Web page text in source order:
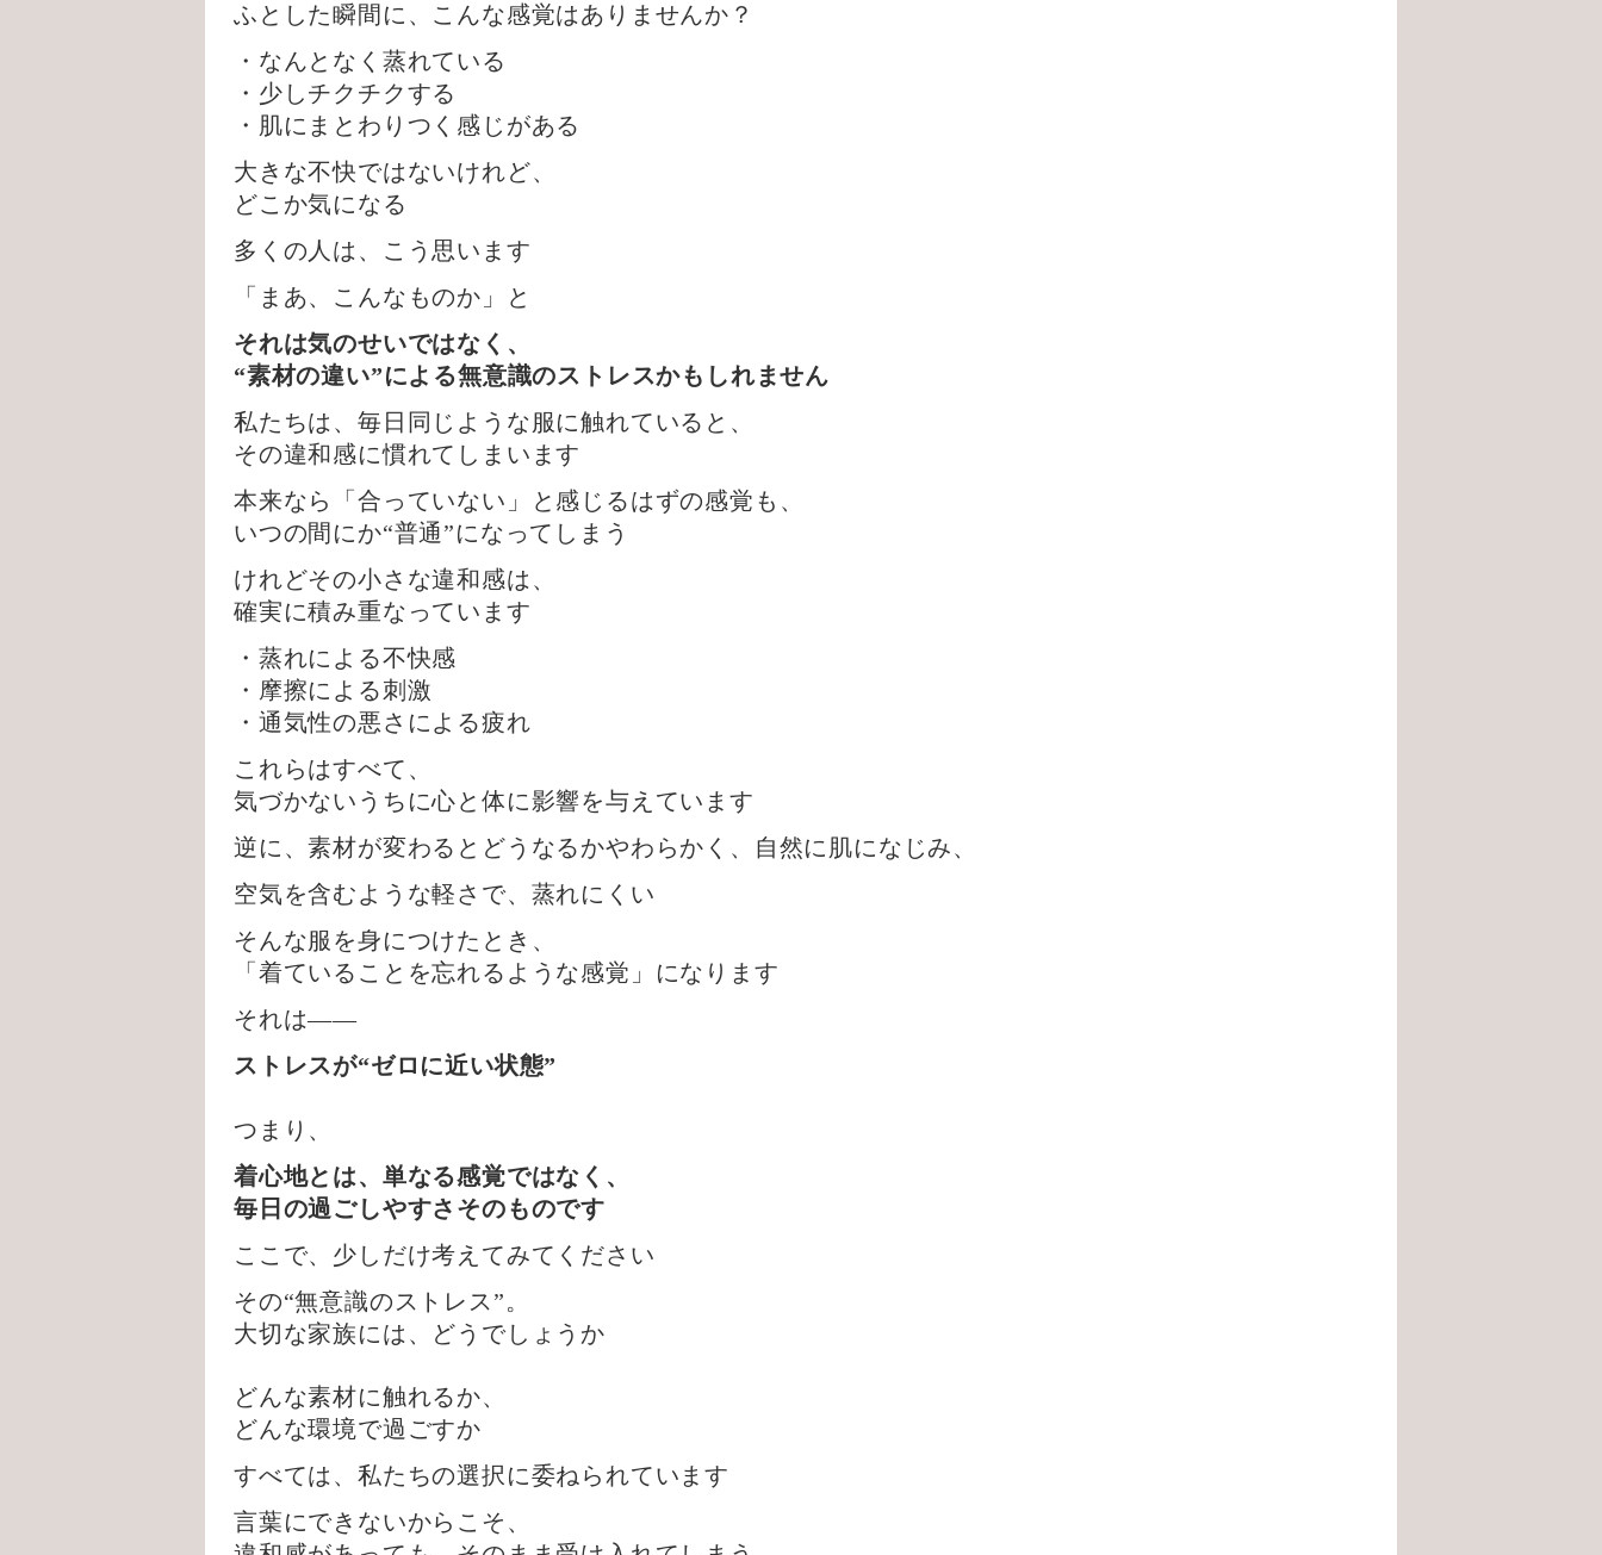
ふとした瞬間に、こんな感覚はありませんか？
・なんとなく蒸れている
・少しチクチクする
・肌にまとわりつく感じがある
大きな不快ではないけれど、
どこか気になる
多くの人は、こう思います
「まあ、こんなものか」と
それは気のせいではなく、
“素材の違い”による無意識のストレスかもしれません
私たちは、毎日同じような服に触れていると、
その違和感に慣れてしまいます
本来なら「合っていない」と感じるはずの感覚も、
いつの間にか“普通”になってしまう
けれどその小さな違和感は、
確実に積み重なっています
・蒸れによる不快感
・摩擦による刺激
・通気性の悪さによる疲れ
これらはすべて、
気づかないうちに心と体に影響を与えています
逆に、素材が変わるとどうなるかやわらかく、自然に肌になじみ、
空気を含むような軽さで、蒸れにくい
そんな服を身につけたとき、
「着ていることを忘れるような感覚」になります
それは——
ストレスが“ゼロに近い状態”
つまり、
着心地とは、単なる感覚ではなく、
毎日の過ごしやすさそのものです
ここで、少しだけ考えてみてください
その“無意識のストレス”。
大切な家族には、どうでしょうか
どんな素材に触れるか、
どんな環境で過ごすか
すべては、私たちの選択に委ねられています
言葉にできないからこそ、